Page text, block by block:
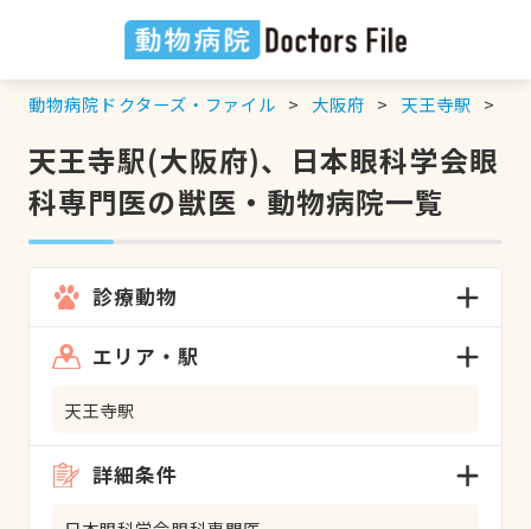
動物病院ドクターズ・ファイル 大阪府 天王寺駅
天王寺駅(大阪府)、日本眼科学会眼
科専門医の獣医・動物病院一覧
診療動物
エリア・駅
天王寺駅
詳細条件